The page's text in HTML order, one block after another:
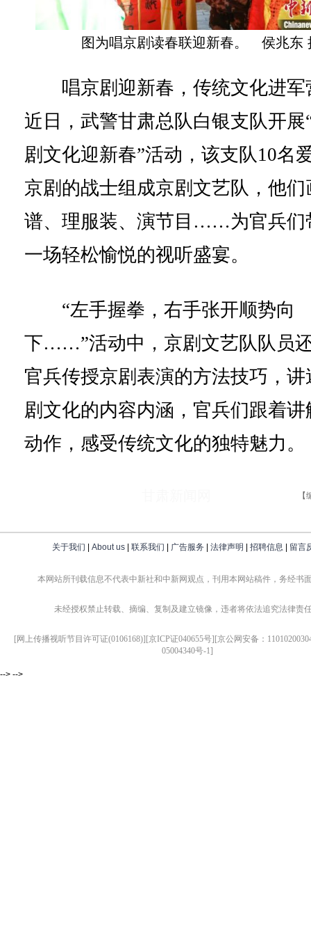
图为唱京剧读春联迎新春。 侯兆东
唱京剧迎新春，传统文化进军
近日，武警甘肃总队白银支队开展
剧文化迎新春”活动，该支队10名
京剧的战士组成京剧文艺队，他们
谱、理服装、演节目……为官兵们
一场轻松愉悦的视听盛宴。
“左手握拳，右手张开顺势向
下……”活动中，京剧文艺队队员
官兵传授京剧表演的方法技巧，讲
剧文化的内容内涵，官兵们跟着讲
动作，感受传统文化的独特魅力。
关于我们 About us 联系我们 广告服务 法律声明 招聘信息 留言
本网站所刊载信息不代表中新社和中新网观点，刊用本网站稿件，务经书
未经授权禁止转载、摘编、复制及建立镜像，违者将依法追究法律责
[网上传播视听节目许可证(0106168)][京ICP证040655号][京公网安备：
05004340号-1]
--> -->